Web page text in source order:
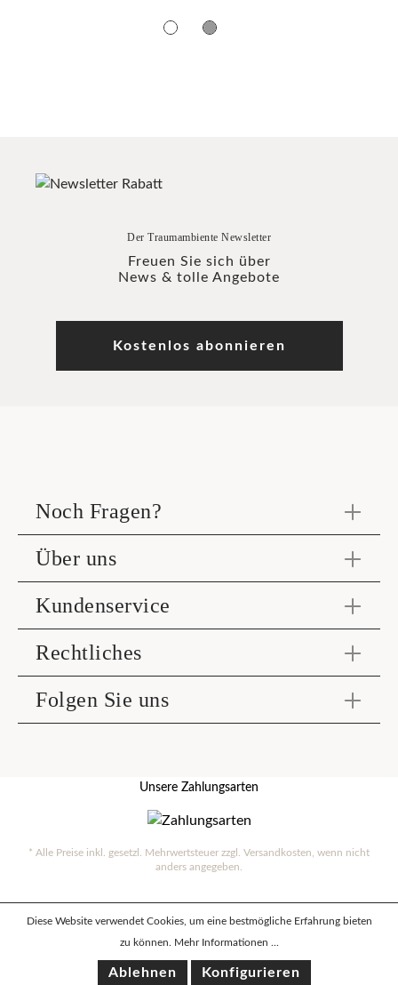
Der Traumambiente Newsletter
Freuen Sie sich über
News & tolle Angebote
Kostenlos abonnieren
Noch Fragen?
Über uns
Kundenservice
Rechtliches
Folgen Sie uns
Unsere Zahlungsarten
* Alle Preise inkl. gesetzl. Mehrwertsteuer zzgl. Versandkosten , wenn nicht
anders angegeben.
Diese Website verwendet Cookies, um eine bestmögliche Erfahrung bieten
zu können.
Mehr Informationen ...
Ablehnen Konfigurieren